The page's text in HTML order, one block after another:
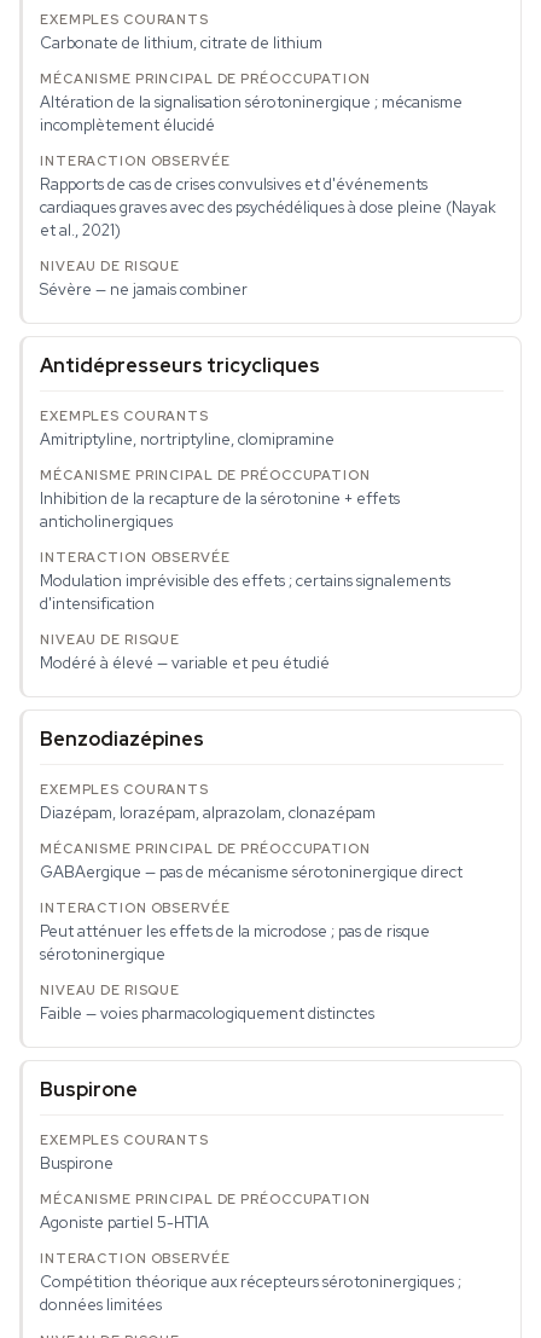
Carbonate de lithium, citrate de lithium
Altération de la signalisation sérotoninergique ; mécanisme
incomplètement élucidé
Rapports de cas de crises convulsives et d'événements
cardiaques graves avec des psychédéliques à dose pleine (Nayak
et al., 2021)
Sévère — ne jamais combiner
Antidépresseurs tricycliques
Amitriptyline, nortriptyline, clomipramine
Inhibition de la recapture de la sérotonine + effets
anticholinergiques
Modulation imprévisible des effets ; certains signalements
d'intensification
Modéré à élevé — variable et peu étudié
Benzodiazépines
Diazépam, lorazépam, alprazolam, clonazépam
GABAergique — pas de mécanisme sérotoninergique direct
Peut atténuer les effets de la microdose ; pas de risque
sérotoninergique
Faible — voies pharmacologiquement distinctes
Buspirone
Buspirone
Agoniste partiel 5-HT1A
Compétition théorique aux récepteurs sérotoninergiques ;
données limitées